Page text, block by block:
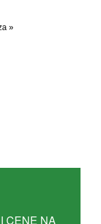
CENE NA